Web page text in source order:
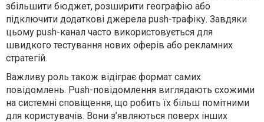
збільшити бюджет, розширити географію або
підключити додаткові джерела push-трафіку. Завдяки
цьому push-канал часто використовується для
швидкого тестування нових оферів або рекламних
стратегій.
Важливу роль також відіграє формат самих
повідомлень. Push-повідомлення виглядають схожими
на системні сповіщення, що робить їх більш помітними
для користувачів. Вони з’являються поверх інших